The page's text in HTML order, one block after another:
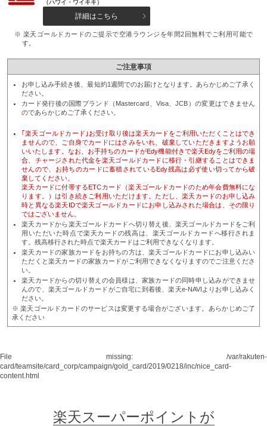
（ハワイ・ワイキキ）
詳細はこちら
※ 楽天ゴールドカードのご提示で空港ラウンジを年間2回無料でご利用可能で
す。
ご注意事項
お申し込み手続き後、最短約1週間でのお届けとなります。あらかじめご了承く
ださい。
カード発行後の国際ブランド（Mastercard、Visa、JCB）の変更はできません
のであらかじめご了承ください。
｢楽天ゴールドカード｣お受け取り後は楽天カードをご利用いただくことはでき
ませんので、ご自身でカードにはさみをいれ、破棄していただきますようお願
いいたします。なお、お手持ちのカードがEdy機能付きで楽天Edyをご利用の場
合、チャージされた代金を楽天ゴールドカードに移行・引継することはできま
せんので、お持ちのカードに蓄積されているEdy残高は必ず使い切ってから破
棄してください。
楽天カードに付帯するETCカード（楽天ゴールドカードのため年会費無料にな
ります。）は引き続きご利用いただけます。ただし、楽天カードのお申し込み
時と異なる楽天IDで楽天ゴールドカードにお申し込みされた場合は、その限り
ではございません。
楽天カードから楽天ゴールドカードへ切り替え後、楽天ゴールドカードをご利
用いただいた時点で楽天カードの残高は、楽天ゴールドカードへ移行されま
す。残高移行された時点で楽天カードはご利用できなくなります。
楽天カードの家族カードをお持ちの方は、楽天ゴールドカードにお申し込みい
ただくと楽天カードの家族カードがご利用できなくなりますのでご注意くださ
い。
楽天カードからの切り替えの会員様は、家族カードの同時申し込みができませ
んので、楽天ゴールドカードがご自宅に到着後、楽天e-NAVIよりお申し込みく
ださい。
※ 楽天ゴールドカードのサービスは変更する場合がございます。あらかじめご了
承ください
File missing: /var/rakuten-
card/teamsite/card_corp/campaign/gold_card/2019/0218/inc/nice_card-
content.html
楽天スーパーポイントが